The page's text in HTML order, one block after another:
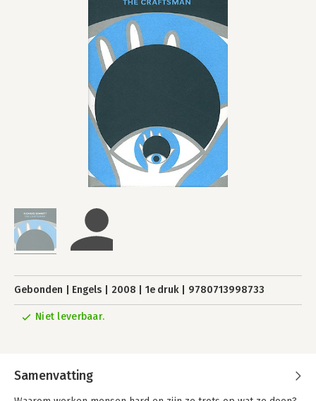
Gebonden Engels 2008 1e druk 9780713998733
Niet leverbaar.
Samenvatting